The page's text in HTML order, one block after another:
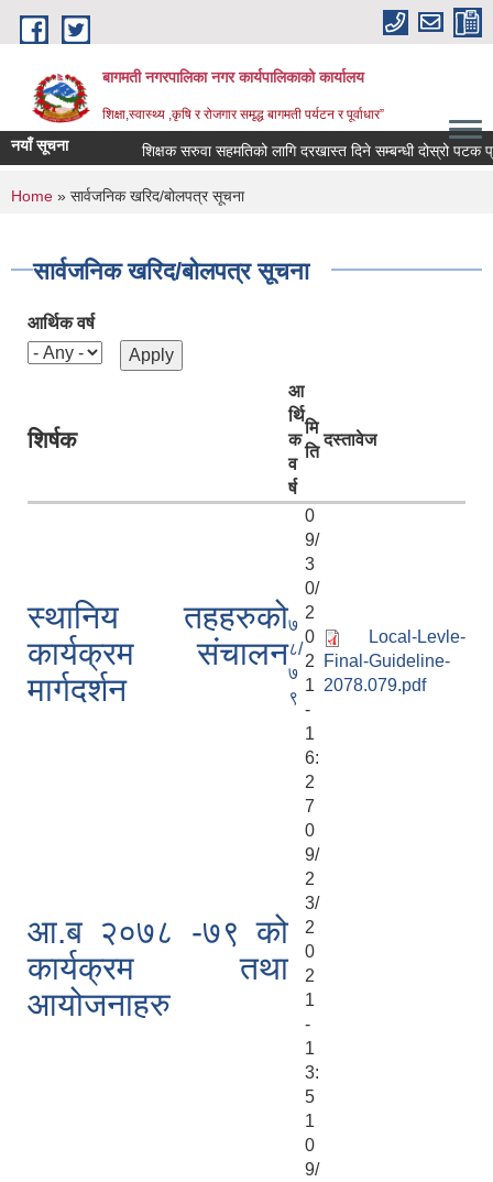
Skip to main content
बागमती नगरपालिका नगर कार्यपालिकाको कार्यालय
शिक्षा,स्वास्थ्य ,कृषि र रोजगार समृद्ध बागमती पर्यटन र पूर्वाधार”
नयाँ सूचना शिक्षक सरुवा सहमतिको लागि दरखास्त दिने सम्बन्धी दोस्रो पटक
You are here
Home » सार्वजनिक खरिद/बोलपत्र सूचना
सार्वजनिक खरिद/बोलपत्र सूचना
आर्थिक वर्ष
शिर्षक
आ
र्थि
क
व
र्ष
मि
ति
दस्तावेज
स्थानिय तहहरुको
कार्यक्रम संचालन
मार्गदर्शन
७
८/
७
९
0
9/
3
0/
2
0
2
1
-
1
6:
2
7
Local-Levle-
Final-Guideline-
2078.079.pdf
आ.ब २०७८ -७९ को
कार्यक्रम तथा
आयोजनाहरु
0
9/
2
3/
2
0
2
1
-
1
3:
5
1
0
9/